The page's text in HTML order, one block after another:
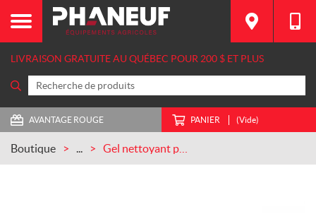
LIVRAISON GRATUITE AU QUÉBEC POUR 200 $ ET PLUS
AVANTAGE ROUGE PANIER (Vide)
Boutique ...